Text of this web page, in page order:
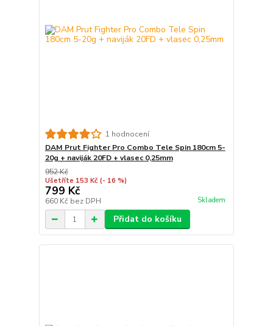
1 hodnocení
DAM Prut Fighter Pro Combo Tele Spin 180cm 5-
20g + naviják 20FD + vlasec 0,25mm
952 Kč
Ušetříte 153 Kč (- 16 %)
799 Kč
660 Kč bez DPH Skladem
Přidat do košíku